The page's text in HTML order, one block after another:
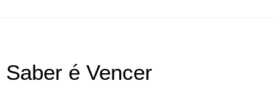
Saber é Vencer